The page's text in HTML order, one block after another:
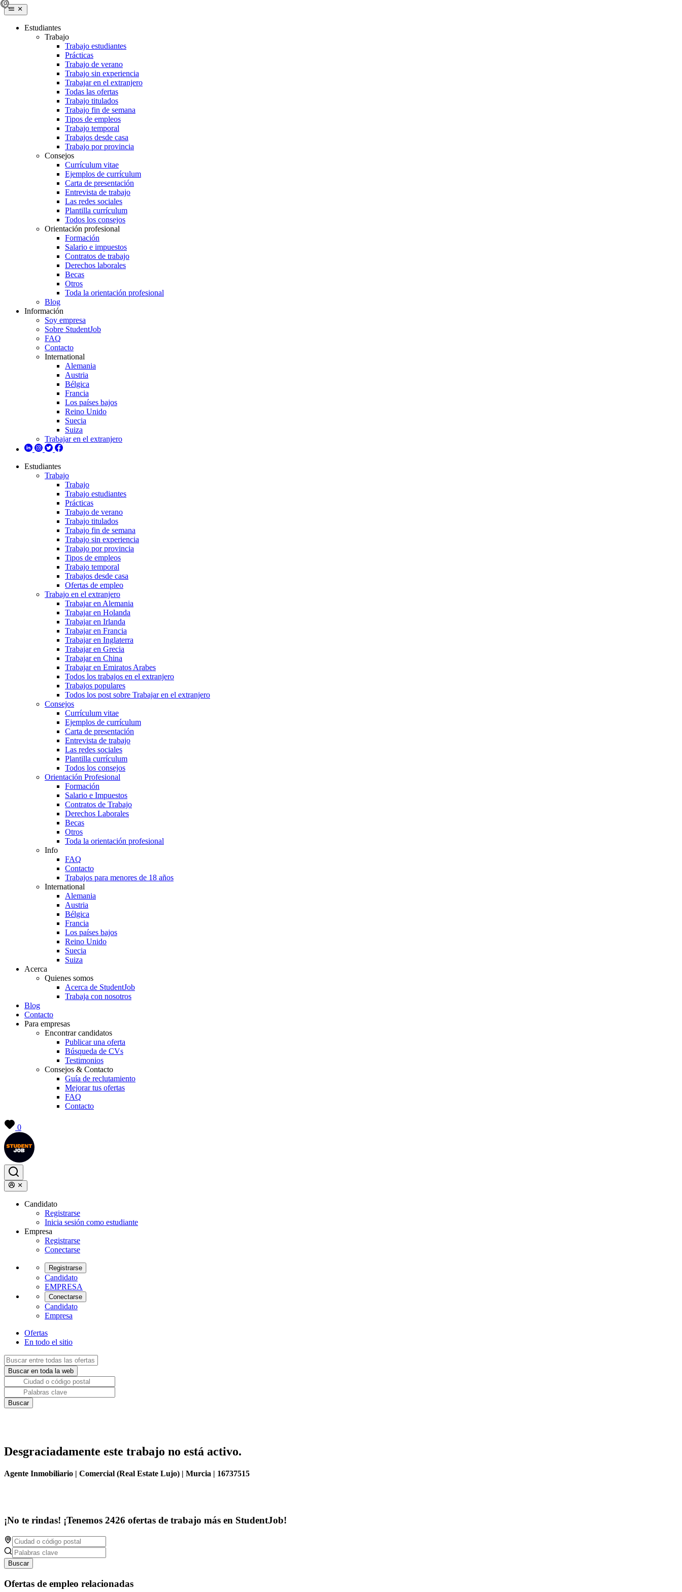
Estudiantes
Trabajo
Trabajo estudiantes
Prácticas
Trabajo de verano
Trabajo sin experiencia
Trabajar en el extranjero
Todas las ofertas
Trabajo titulados
Trabajo fin de semana
Tipos de empleos
Trabajo temporal
Trabajos desde casa
Trabajo por provincia
Consejos
Currículum vitae
Ejemplos de currículum
Carta de presentación
Entrevista de trabajo
Las redes sociales
Plantilla currículum
Todos los consejos
Orientación profesional
Formación
Salario e impuestos
Contratos de trabajo
Derechos laborales
Becas
Otros
Toda la orientación profesional
Blog
Información
Soy empresa
Sobre StudentJob
FAQ
Contacto
International
Alemania
Austria
Bélgica
Francia
Los países bajos
Reino Unido
Suecia
Suiza
Trabajar en el extranjero
Estudiantes
Trabajo
Trabajo
Trabajo estudiantes
Prácticas
Trabajo de verano
Trabajo titulados
Trabajo fin de semana
Trabajo sin experiencia
Trabajo por provincia
Tipos de empleos
Trabajo temporal
Trabajos desde casa
Ofertas de empleo
Trabajo en el extranjero
Trabajar en Alemania
Trabajar en Holanda
Trabajar en Irlanda
Trabajar en Francia
Trabajar en Inglaterra
Trabajar en Grecia
Trabajar en China
Trabajar en Emiratos Arabes
Todos los trabajos en el extranjero
Trabajos populares
Todos los post sobre Trabajar en el extranjero
Consejos
Currículum vitae
Ejemplos de currículum
Carta de presentación
Entrevista de trabajo
Las redes sociales
Plantilla currículum
Todos los consejos
Orientación Profesional
Formación
Salario e Impuestos
Contratos de Trabajo
Derechos Laborales
Becas
Otros
Toda la orientación profesional
Info
FAQ
Contacto
Trabajos para menores de 18 años
International
Alemania
Austria
Bélgica
Francia
Los países bajos
Reino Unido
Suecia
Suiza
Acerca
Quienes somos
Acerca de StudentJob
Trabaja con nosotros
Blog
Contacto
Para empresas
Encontrar candidatos
Publicar una oferta
Búsqueda de CVs
Testimonios
Consejos & Contacto
Guía de reclutamiento
Mejorar tus ofertas
FAQ
Contacto
0
Candidato
Registrarse
Inicia sesión como estudiante
Empresa
Registrarse
Conectarse
Registrarse
Candidato
EMPRESA
Conectarse
Candidato
Empresa
Ofertas
En todo el sitio
Desgraciadamente este trabajo no está activo.
Agente Inmobiliario | Comercial (Real Estate Lujo) | Murcia | 16737515
¡No te rindas! ¡Tenemos 2426 ofertas de trabajo más en StudentJob!
Buscar
Ofertas de empleo relacionadas